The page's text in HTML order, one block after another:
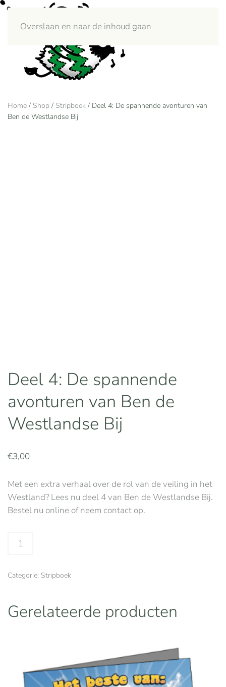
Overslaan en naar de inhoud gaan
Home / Shop / Stripboek / Deel 4: De spannende avonturen van
Ben de Westlandse Bij
Deel 4: De spannende
avonturen van Ben de
Westlandse Bij
€3,00
Met een extra verhaal over de rol van de veiling in het
Westland? Lees nu deel 4 van Ben de Westlandse Bij.
Bestel nu online of neem contact op.
Deel
spannende
van
Ben
aantal
Categorie: Stripboek
Gerelateerde producten